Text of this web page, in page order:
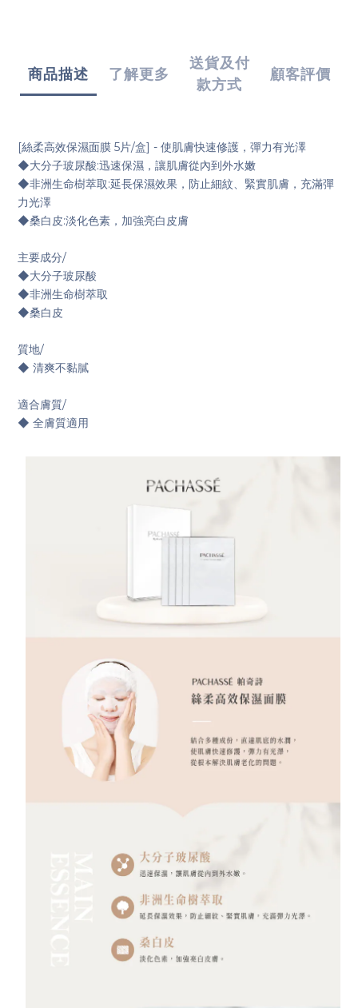
商品描述 了解更多
送貨及付
款方式
顧客評價
[絲柔高效保濕面膜 5片/盒] - 使肌膚快速修護，彈力有光澤
◆大分子玻尿酸:迅速保濕，讓肌膚從內到外水嫩
◆非洲生命樹萃取:延長保濕效果，防止細紋、緊實肌膚，充滿彈
力光澤
◆桑白皮:淡化色素，加強亮白皮膚
主要成分/
◆大分子玻尿酸
◆非洲生命樹萃取
◆桑白皮
質地/
◆ 清爽不黏膩
適合膚質/
◆ 全膚質適用